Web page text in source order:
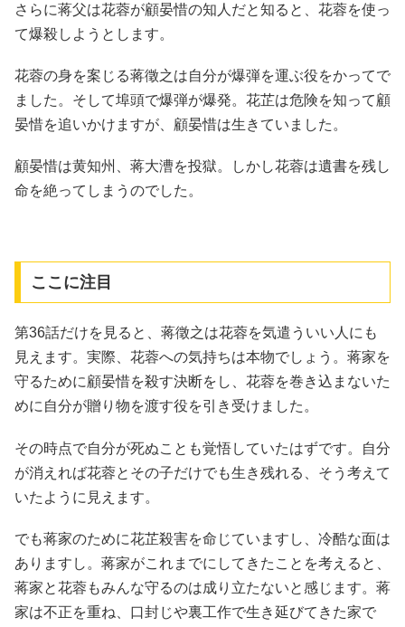
さらに蒋父は花蓉が顧晏惜の知人だと知ると、花蓉を使っ
て爆殺しようとします。
花蓉の身を案じる蒋徵之は自分が爆弾を運ぶ役をかってで
ました。そして埠頭で爆弾が爆発。花芷は危険を知って顧
晏惜を追いかけますが、顧晏惜は生きていました。
顧晏惜は黄知州、蒋大漕を投獄。しかし花蓉は遺書を残し
命を絶ってしまうのでした。
ここに注目
第36話だけを見ると、蒋徵之は花蓉を気遣ういい人にも
見えます。実際、花蓉への気持ちは本物でしょう。蒋家を
守るために顧晏惜を殺す決断をし、花蓉を巻き込まないた
めに自分が贈り物を渡す役を引き受けました。
その時点で自分が死ぬことも覚悟していたはずです。自分
が消えれば花蓉とその子だけでも生き残れる、そう考えて
いたように見えます。
でも蒋家のために花芷殺害を命じていますし、冷酷な面は
ありますし。蒋家がこれまでにしてきたことを考えると、
蒋家と花蓉もみんな守るのは成り立たないと感じます。蒋
家は不正を重ね、口封じや裏工作で生き延びてきた家で